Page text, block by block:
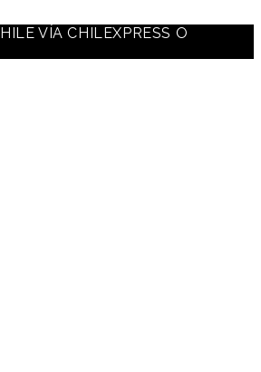
VÍA CHILEXPRESS O